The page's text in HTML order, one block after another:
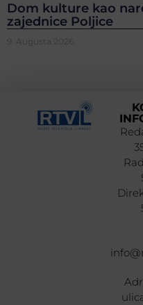
Dom kulture kao
zajednice Poljice
9. Augusta 2026.